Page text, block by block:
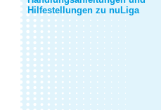
Hilfestellungen zu nuLiga